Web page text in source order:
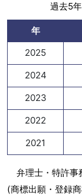
過去5
年
2025
2024
2023
2022
2021
弁理士・特許事
(商標出願・登録